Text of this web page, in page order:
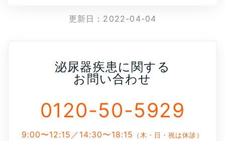
更新日： 2022-04-04
泌尿器疾患に関する
お問い合わせ
0120-50-5929
9:00〜12:15／14:30〜18:15 （木・日・祝は休診）